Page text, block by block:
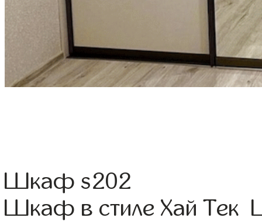
Шкаф s202
Шкаф в стиле Хай Тек